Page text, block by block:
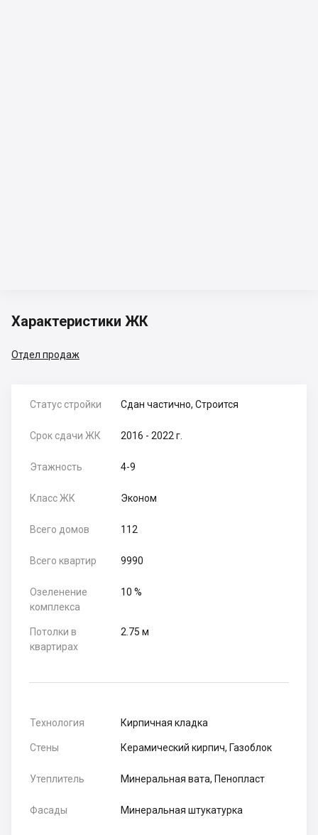
Характеристики ЖК
Отдел продаж
Статус стройки Сдан частично, Строится
Срок сдачи ЖК 2016 - 2022 г.
Этажность 4-9
Класс ЖК Эконом
Всего домов 112
Всего квартир 9990
Озеленение
комплекса
10 %
Потолки в
квартирах
2.75 м
Технология Кирпичная кладка
Стены Керамический кирпич, Газоблок
Утеплитель Минеральная вата, Пенопласт
Фасады Минеральная штукатурка